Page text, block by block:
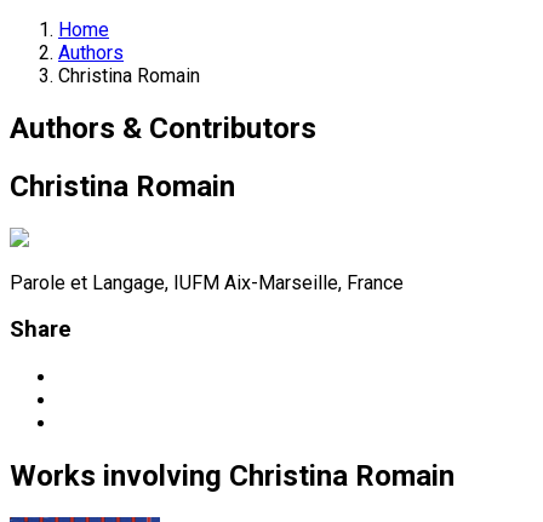
Home
Authors
Christina Romain
Authors & Contributors
Christina Romain
Parole et Langage, IUFM Aix-Marseille, France
Share
Works involving Christina Romain